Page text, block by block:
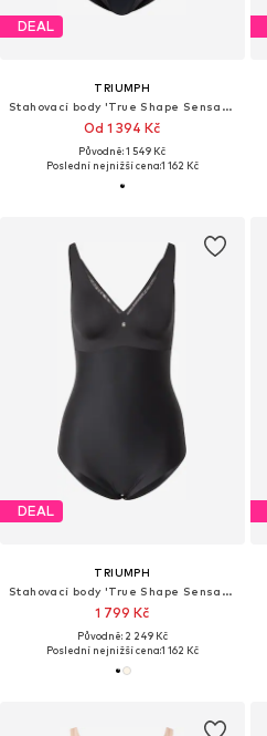
DEAL
TRIUMPH
Stahovací body 'True Shape Sensation'
Od 1 394 Kč
Původně: 1 549 Kč
Poslední nejnižší cena:1 162 Kč
DEAL
TRIUMPH
Stahovací body 'True Shape Sensation'
1 799 Kč
Původně: 2 249 Kč
Poslední nejnižší cena:1 162 Kč